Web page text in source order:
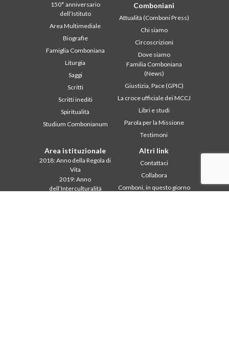
150° anniversario
dell’Istituto
Area Multimediale
Biografie
Famiglia Comboniana
Liturgia
Saggi
Scritti
Scritti inediti
Spiritualità
Studium Combonianum
Comboniani
Attualità (Comboni Press)
Chi siamo
Circoscrizioni
Dove siamo
Familia Comboniana
(News)
Giustizia, Pace (GPIC)
La croce ufficiale dei MCCJ
Libri e studi
Parola per la Missione
Testimoni
Area istituzionale
2018: Anno della Regola di
Vita
2019: Anno
dell’Interculturalità
Altri link
Contattaci
Collabora
Comboni, in questo giorno